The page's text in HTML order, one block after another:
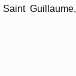
Guillaume,